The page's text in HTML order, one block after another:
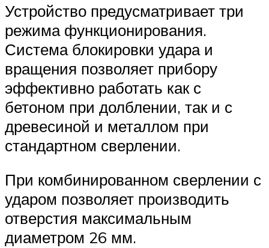
Устройство предусматривает три
режима функционирования.
Система блокировки удара и
вращения позволяет прибору
эффективно работать как с
бетоном при долблении, так и с
древесиной и металлом при
стандартном сверлении.
При комбинированном сверлении с
ударом позволяет производить
отверстия максимальным
диаметром 26 мм.